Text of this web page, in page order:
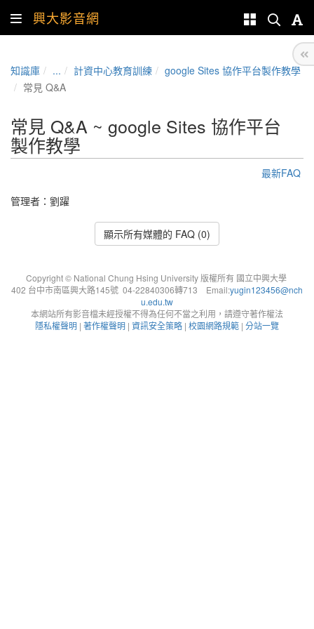
興大影音網
知識庫 ... 計資中心教育訓練
google Sites 協作平台製作教學
常見 Q&A
常見 Q&A ~ google Sites 協作平台
製作教學
最新FAQ
管理者： 劉躍
顯示所有媒體的 FAQ (0)
Copyright © National Chung Hsing University 版權所有 國立中興大學
402 台中市南區興大路145號 04-22840306轉713 Email:yugin123456@nch
u.edu.tw
本網站所有影音檔未經授權不得為任何不當之利用，請遵守著作權法
隱私權聲明 | 著作權聲明 | 資訊安全策略 | 校園網路規範 | 分站一覽